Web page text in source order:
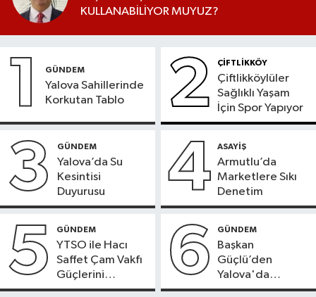
KULLANABİLİYOR MUYUZ?
1 GÜNDEM
Yalova Sahillerinde
Korkutan Tablo
2 ÇİFTLİKKÖY
Çiftlikköylüler
Sağlıklı Yaşam
İçin Spor Yapıyor
3 GÜNDEM
Yalova’da Su
Kesintisi
Duyurusu
4 ASAYİŞ
Armutlu’da
Marketlere Sıkı
Denetim
5 GÜNDEM
YTSO ile Hacı
Saffet Çam Vakfı
Güçlerini
Birleştirdi
6 GÜNDEM
Başkan
Güçlü’den
Yalova'da
OSB'ler İçin